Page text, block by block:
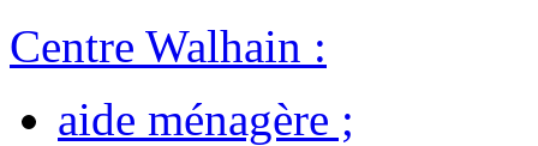
Centre Walhain :
aide ménagère ;